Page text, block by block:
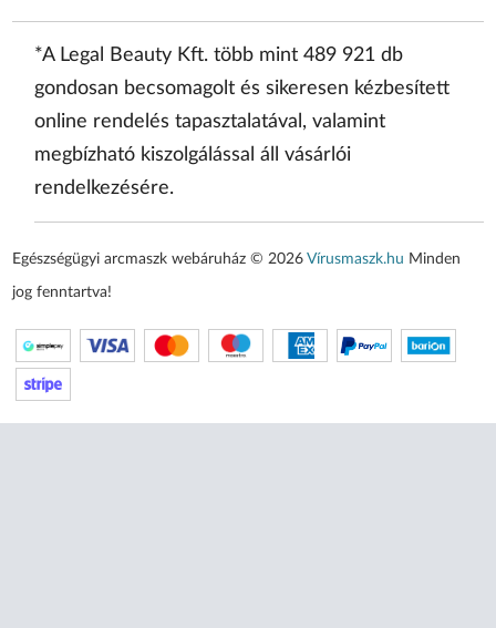
*A Legal Beauty Kft. több mint 489 921 db
gondosan becsomagolt és sikeresen kézbesített
online rendelés tapasztalatával, valamint
megbízható kiszolgálással áll vásárlói
rendelkezésére.
Egészségügyi arcmaszk webáruház © 2026Vírusmaszk.hu Minden
jog fenntartva!